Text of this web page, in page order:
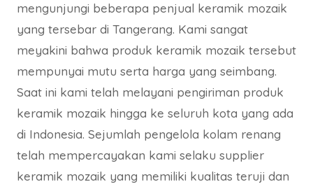
mengunjungi beberapa penjual keramik mozaik
yang tersebar di Tangerang. Kami sangat
meyakini bahwa produk keramik mozaik tersebut
mempunyai mutu serta harga yang seimbang.
Saat ini kami telah melayani pengiriman produk
keramik mozaik hingga ke seluruh kota yang ada
di Indonesia. Sejumlah pengelola kolam renang
telah mempercayakan kami selaku supplier
keramik mozaik yang memiliki kualitas teruji dan